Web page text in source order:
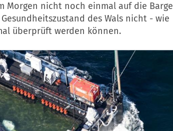
Morgen nicht noch einmal auf die Barge
des Wals nicht - wie
überprüft werden können.